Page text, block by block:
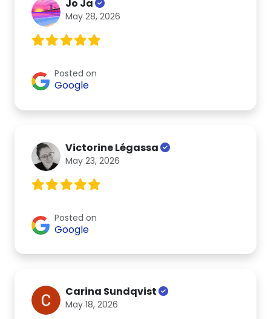
Jo Ja
May 28, 2026
Posted on
Google
Victorine Légassa
May 23, 2026
Posted on
Google
Carina Sundqvist
May 18, 2026